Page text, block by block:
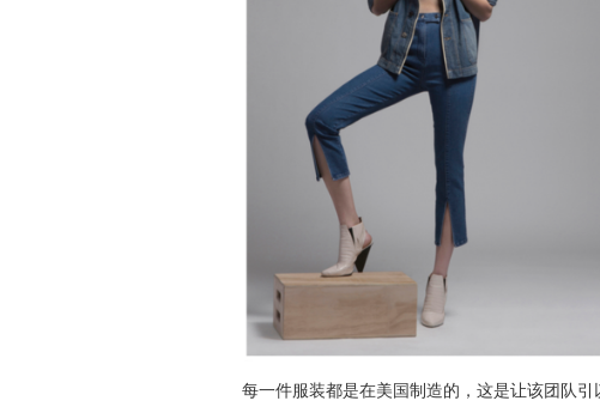
每一件服装都是在美国制造的，这是让该团队